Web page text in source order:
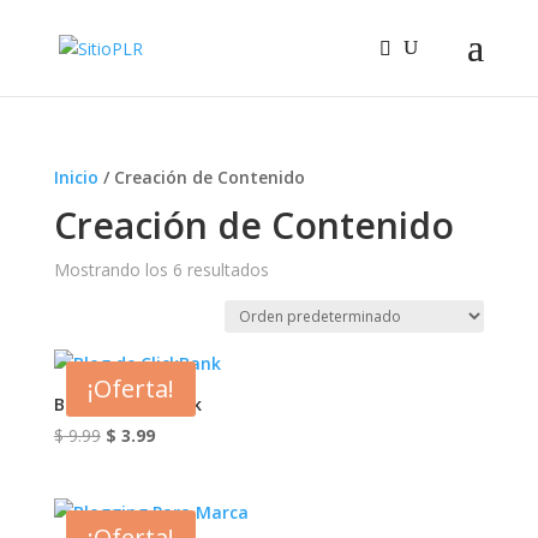
Inicio / Creación de Contenido
Creación de Contenido
Mostrando los 6 resultados
¡Oferta!
Blog de ClickBank
$9.99 El
era:
$ 3.99El
es: